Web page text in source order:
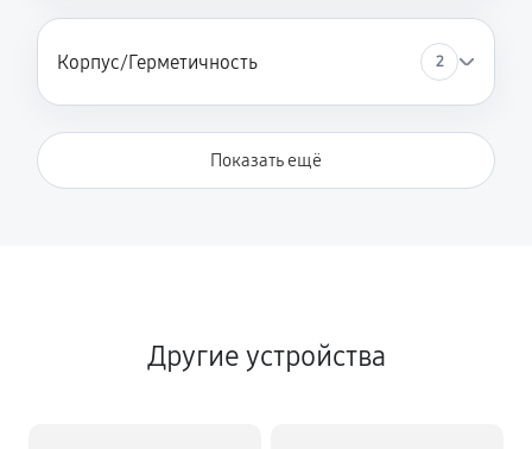
Корпус/Герметичность 2
Показать ещё
Другие устройства